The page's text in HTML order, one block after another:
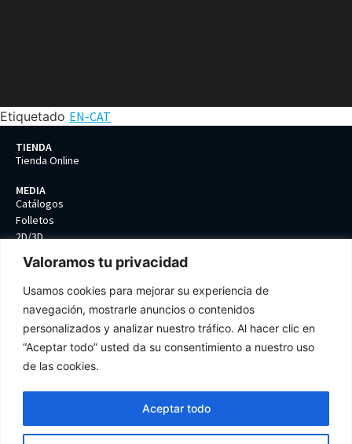
Valoramos tu privacidad
Usamos cookies para mejorar su experiencia de
navegación, mostrarle anuncios o contenidos
personalizados y analizar nuestro tráfico. Al hacer clic en
“Aceptar todo” usted da su consentimiento a nuestro uso
de las cookies.
Aceptar todo
Etiquetado EN-CAT
TIENDA
Tienda Online
MEDIA
Catálogos
Folletos
2D/3D
COMPAÑIA
Política de calidad
Protección de datos
Términos y condiciones
Preferencias de Cookies